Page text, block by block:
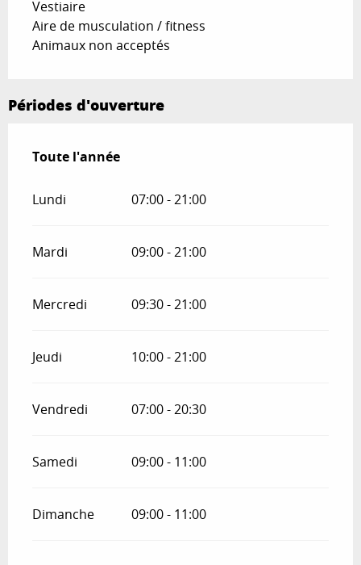
Vestiaire
Aire de musculation / fitness
Animaux non acceptés
Périodes d'ouverture
Toute l'année
Toute l'année
Lundi 07:00 - 21:00
Mardi 09:00 - 21:00
Mercredi 09:30 - 21:00
Jeudi 10:00 - 21:00
Vendredi 07:00 - 20:30
Samedi 09:00 - 11:00
Dimanche 09:00 - 11:00